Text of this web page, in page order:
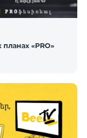
«PRO»